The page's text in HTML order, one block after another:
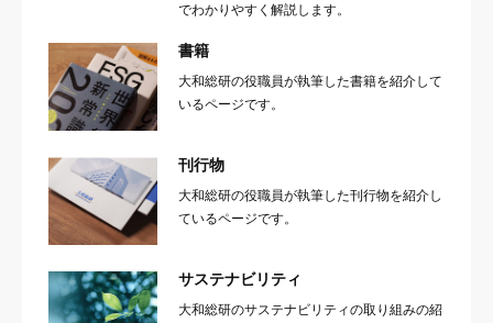
でわかりやすく解説します。
書籍
大和総研の役職員が執筆した書籍を紹介して
いるページです。
刊行物
大和総研の役職員が執筆した刊行物を紹介し
ているページです。
サステナビリティ
大和総研のサステナビリティの取り組みの紹